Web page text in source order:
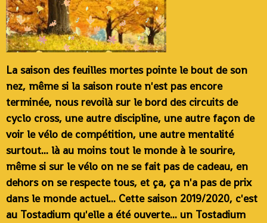
La saison des feuilles mortes pointe le bout de son
nez, même si la saison route n'est pas encore
terminée, nous revoilà sur le bord des circuits de
cyclo cross, une autre discipline, une autre façon de
voir le vélo de compétition, une autre mentalité
surtout... là au moins tout le monde à le sourire,
même si sur le vélo on ne se fait pas de cadeau, en
dehors on se respecte tous, et ça, ça n'a pas de prix
dans le monde actuel... Cette saison 2019/2020, c'est
au Tostadium qu'elle a été ouverte... un Tostadium